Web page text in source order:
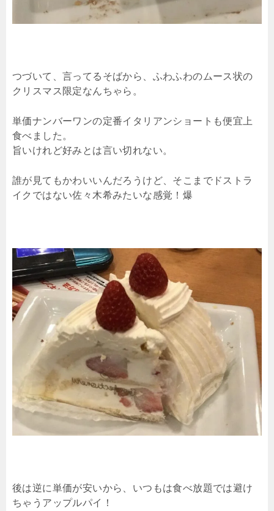
つづいて、言ってるそばから、ふわふわのムース状の
クリスマス限定なんちゃら。
単価ナンバーワンの定番イタリアンショートも便宜上
食べました。
旨いけれど好みとは言い切れない。
誰が見てもかわいいんだろうけど、そこまでドストラ
イクではない佐々木希みたいな感覚！爆
後は逆に単価が安いから、いつもは食べ放題では避け
ちゃうアップルパイ！